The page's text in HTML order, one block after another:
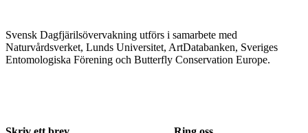
Svensk Dagfjärilsövervakning utförs i samarbete med
Naturvårdsverket, Lunds Universitet, ArtDatabanken, Sveriges
Entomologiska Förening och Butterfly Conservation Europe.